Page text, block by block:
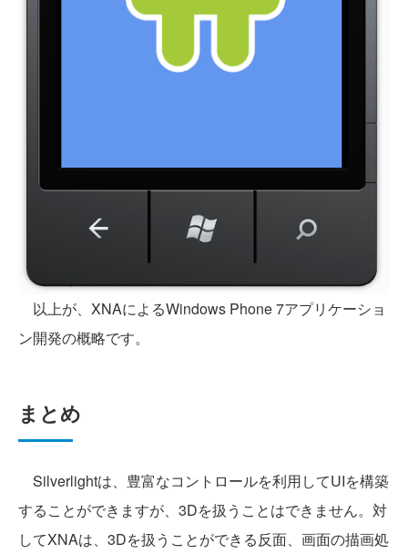
以上が、XNAによるWindows Phone 7アプリケーショ
ン開発の概略です。
まとめ
Silverlightは、豊富なコントロールを利用してUIを構築
することができますが、3Dを扱うことはできません。対
してXNAは、3Dを扱うことができる反面、画面の描画処